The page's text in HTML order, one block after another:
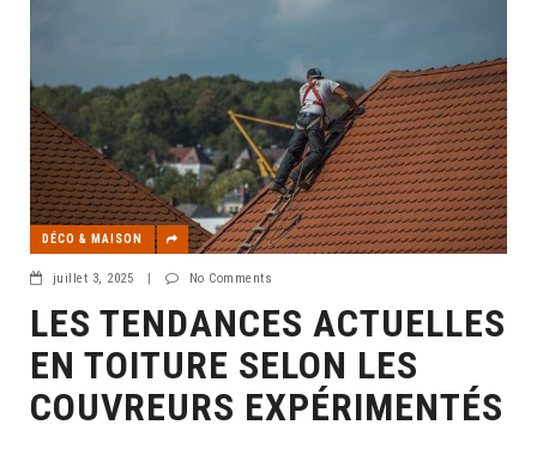
DÉCO & MAISON
juillet 3, 2025 | No Comments
LES TENDANCES ACTUELLES
EN TOITURE SELON LES
COUVREURS EXPÉRIMENTÉS